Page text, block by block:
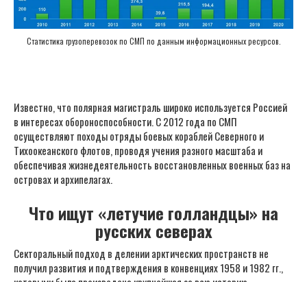
Статистика грузоперевозок по СМП по данным информационных ресурсов.
Известно, что полярная магистраль широко используется Россией
в интересах обороноспособности. С 2012 года по СМП
осуществляют походы отряды боевых кораблей Северного и
Тихоокеанского флотов, проводя учения разного масштаба и
обеспечивая жизнедеятельность восстановленных военных баз на
островах и архипелагах.
Что ищут «летучие голландцы» на
русских северах
Секторальный подход в делении арктических пространств не
получил развития и подтверждения в конвенциях 1958 и 1982 гг.,